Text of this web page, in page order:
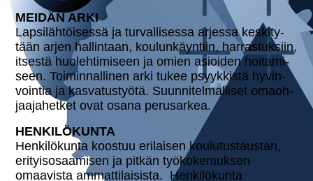
MEIDÄN ARKI
Lap­si­läh­töi­ses­sä ja tur­val­li­ses­sa arjessa kes­ki­ty­
tään arjen hal­lin­taan, kou­lun­käyn­tiin, har­ras­tuk­siin,
itsestä huo­leh­ti­mi­seen ja omien asioiden hoi­ta­mi­
seen. Toi­min­nal­li­nen arki tukee psyyk­kis­tä hy­vin­
voin­tia ja kas­va­tus­työ­tä. Suun­ni­tel­mal­li­set omaoh­
jaa­ja­het­ket ovat osana pe­rus­ar­kea.
HEN­KI­LÖ­KUN­TA
Hen­ki­lö­kun­ta koostuu erilaisen kou­lu­tus­taus­tan,
eri­tyis­osaa­mi­sen ja pitkän työ­ko­ke­muk­sen
omaavista am­mat­ti­lai­sis­ta. Hen­ki­lö­kun­ta